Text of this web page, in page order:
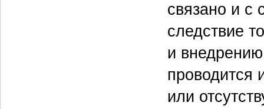
связано и с
следствие
и
проводится
или